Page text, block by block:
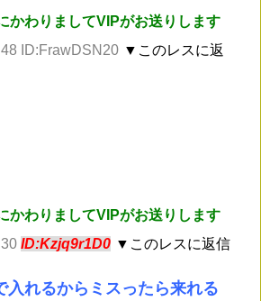
かわりましてVIPがお送りします
ID:FrawDSN20 ▼このレスに返
かわりましてVIPがお送りします
ID:Kzjq9r1D0 ▼このレスに返信
入れるからミスったら来れる